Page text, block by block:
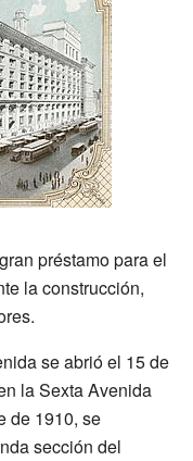
préstamo para el
la construcción,
se abrió el 15 de
la Sexta Avenida
de 1910, se
sección del